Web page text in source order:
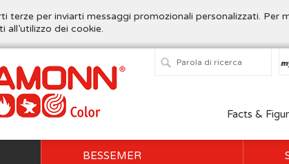
per inviarti messaggi promozionali personalizzati. Per
all’utilizzo dei cookie.
Facts &
BESSEMER